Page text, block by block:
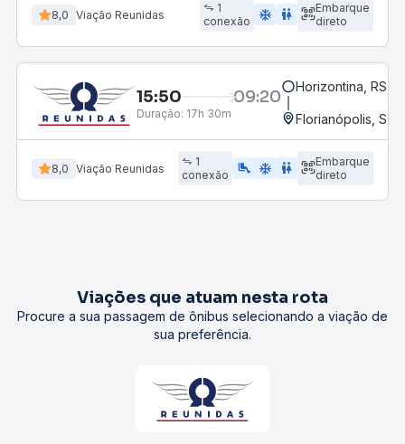
8,0 Viação Reunidas
1
conexão
ac_unit wc
Embarque
direto
15:50 09:20
Duração: 17h 30m
Horizontina, RS
Florianópolis, SC
8,0 Viação Reunidas
1
conexão
airline_seat_legroom_extra ac_unit wc
Embarque
direto
Viações que atuam nesta rota
Procure a sua passagem de ônibus selecionando a viação de
sua preferência.